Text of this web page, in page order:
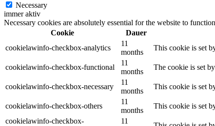
Necessary
immer aktiv
Necessary cookies are absolutely essential for the website to
Cookie
Dauer
cookielawinfo-checkbox-analytics
11
months
This cookie is set
cookielawinfo-checkbox-functional
11
months
The cookie is set
cookielawinfo-checkbox-necessary
11
months
This cookie is set
cookielawinfo-checkbox-others
11
months
This cookie is set
cookielawinfo-checkbox-
11